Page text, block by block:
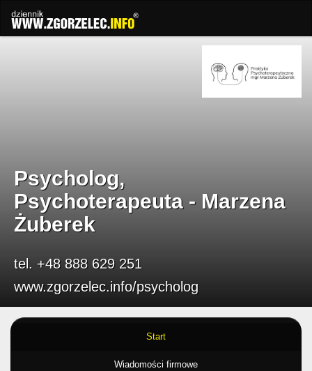
Psycholog,
Psychoterapeuta - Marzena
Żuberek
tel. +48 888 629 251
www.zgorzelec.info/psycholog
Start
Wiadomości firmowe